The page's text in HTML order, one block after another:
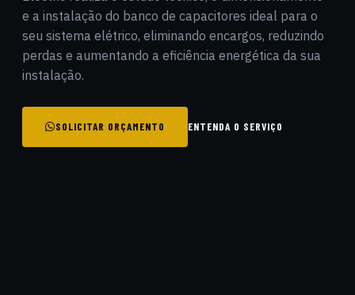
e a instalação do banco de capacitores ideal para o
seu sistema elétrico, eliminando encargos, reduzindo
perdas e aumentando a eficiência energética da sua
instalação.
SOLICITAR ORÇAMENTO ENTENDA O SERVIÇO